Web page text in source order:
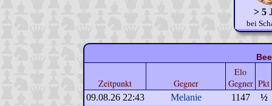
> 5
bei
Zeitpunkt Gegner
Elo
Gegner Pkt
09.08.26 22:43 Melanie 1147
½